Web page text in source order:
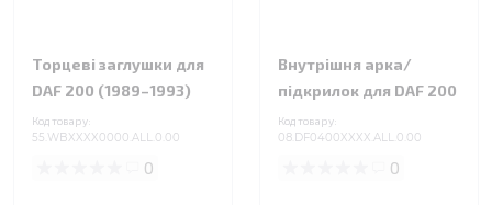
Торцеві заглушки для
DAF 200 (1989–1993)
Код товару:
55.WBXXXX0000.ALL.0.00
0
Внутрішня арка/
підкрилок для DAF 200
Код товару:
08.DF0400XXXX.ALL.0.00
0